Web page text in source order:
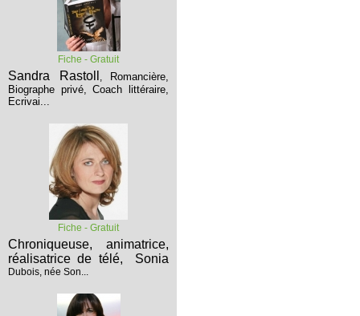
Fiche - Gratuit
Sandra Rastoll ,
Romancière,
Biographe privé, Coach littéraire,
Ecrivai...
Fiche - Gratuit
Chroniqueuse, animatrice,
réalisatrice de télé,
Sonia
Dubois, née Son...